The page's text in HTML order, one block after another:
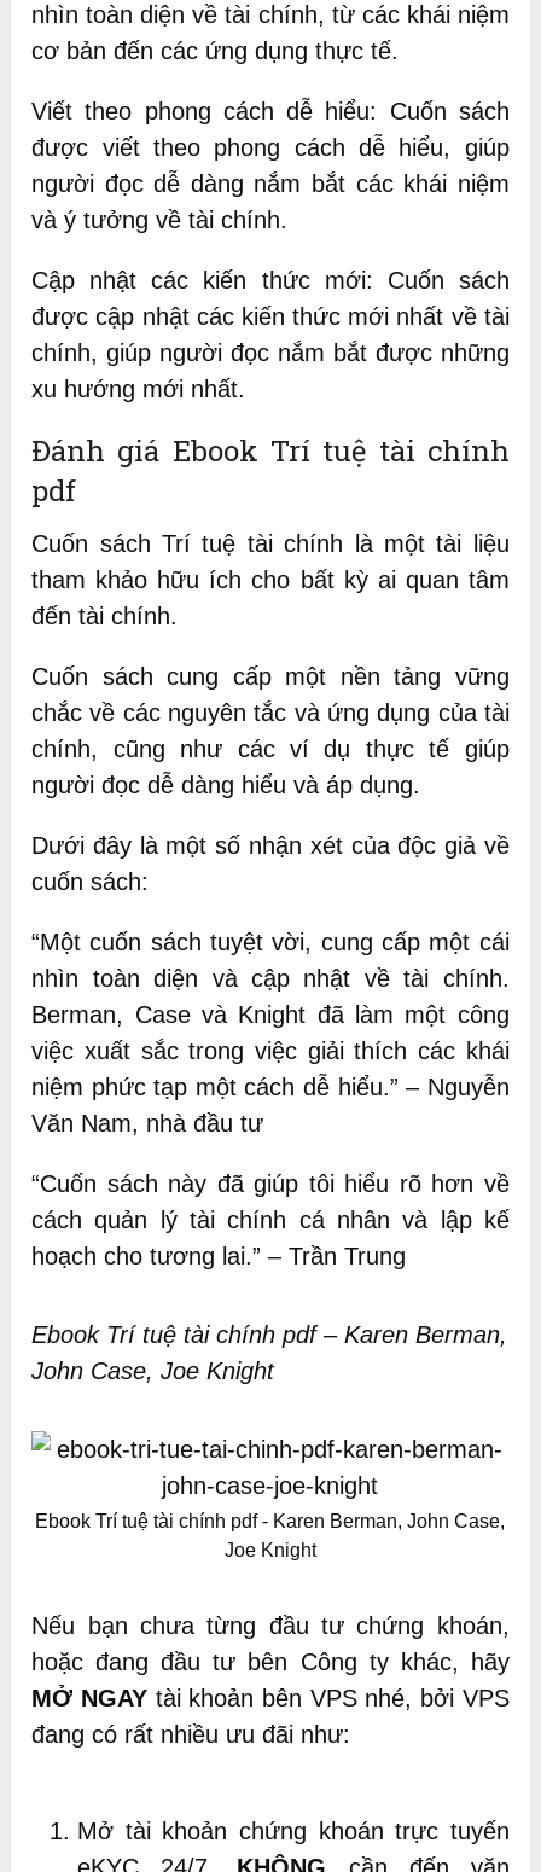
nhìn toàn diện về tài chính, từ các khái niệm
cơ bản đến các ứng dụng thực tế.
Viết theo phong cách dễ hiểu: Cuốn sách
được viết theo phong cách dễ hiểu, giúp
người đọc dễ dàng nắm bắt các khái niệm
và ý tưởng về tài chính.
Cập nhật các kiến thức mới: Cuốn sách
được cập nhật các kiến thức mới nhất về tài
chính, giúp người đọc nắm bắt được những
xu hướng mới nhất.
Đánh giá Ebook Trí tuệ tài chính
pdf
Cuốn sách Trí tuệ tài chính là một tài liệu
tham khảo hữu ích cho bất kỳ ai quan tâm
đến tài chính.
Cuốn sách cung cấp một nền tảng vững
chắc về các nguyên tắc và ứng dụng của tài
chính, cũng như các ví dụ thực tế giúp
người đọc dễ dàng hiểu và áp dụng.
Dưới đây là một số nhận xét của độc giả về
cuốn sách:
“Một cuốn sách tuyệt vời, cung cấp một cái
nhìn toàn diện và cập nhật về tài chính.
Berman, Case và Knight đã làm một công
việc xuất sắc trong việc giải thích các khái
niệm phức tạp một cách dễ hiểu.” – Nguyễn
Văn Nam, nhà đầu tư
“Cuốn sách này đã giúp tôi hiểu rõ hơn về
cách quản lý tài chính cá nhân và lập kế
hoạch cho tương lai.” – Trần Trung
Ebook Trí tuệ tài chính pdf – Karen Berman,
John Case, Joe Knight
Ebook Trí tuệ tài chính pdf - Karen Berman, John Case,
Joe Knight
Nếu bạn chưa từng đầu tư chứng khoán,
hoặc đang đầu tư bên Công ty khác, hãy
MỞ NGAYtài khoản bên VPS nhé, bởi VPS
đang có rất nhiều ưu đãi như:
Mở tài khoản chứng khoán trực tuyến